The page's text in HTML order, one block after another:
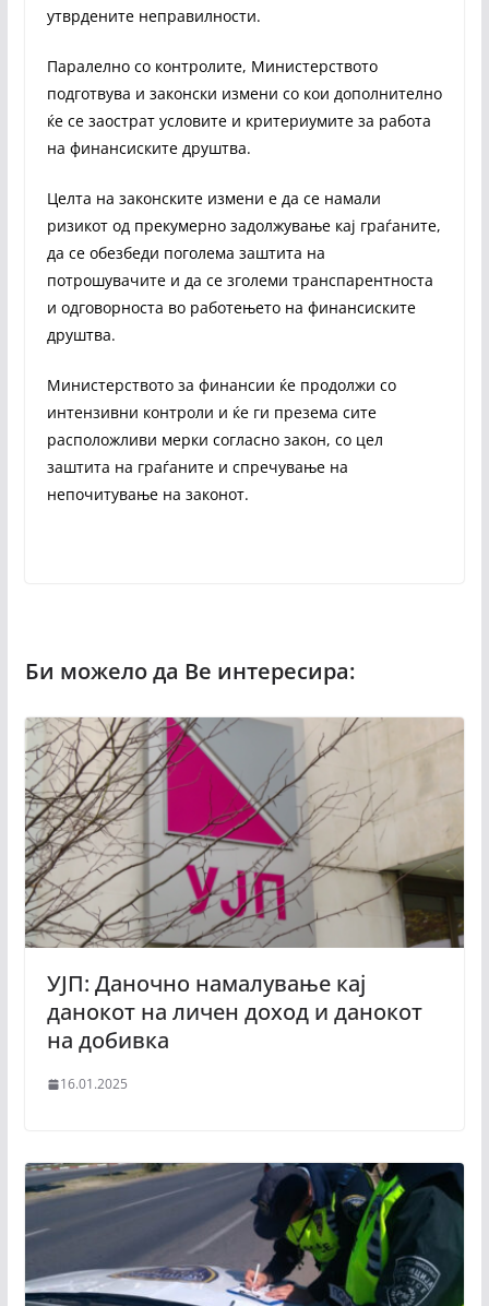
утврдените неправилности.
Паралелно со контролите, Министерството
подготвува и законски измени со кои дополнително
ќе се заострат условите и критериумите за работа
на финансиските друштва.
Целта на законските измени е да се намали
ризикот од прекумерно задолжување кај граѓаните,
да се обезбеди поголема заштита на
потрошувачите и да се зголеми транспарентноста
и одговорноста во работењето на финансиските
друштва.
Министерството за финансии ќе продолжи со
интензивни контроли и ќе ги презема сите
расположливи мерки согласно закон, со цел
заштита на граѓаните и спречување на
непочитување на законот.
УЈП: Даночно намалување кај
данокот на личен доход и данокот
на добивка
16.01.2025